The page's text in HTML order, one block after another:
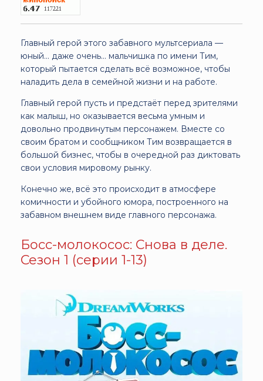
Главный герой этого забавного мультсериала —
юный... даже очень... мальчишка по имени Тим,
который пытается сделать всё возможное, чтобы
наладить дела в семейной жизни и на работе.
Главный герой пусть и предстаёт перед зрителями
как малыш, но оказывается весьма умным и
довольно продвинутым персонажем. Вместе со
своим братом и сообщником Тим возвращается в
большой бизнес, чтобы в очередной раз диктовать
свои условия мировому рынку.
Конечно же, всё это происходит в атмосфере
комичности и убойного юмора, построенного на
забавном внешнем виде главного персонажа.
Босс-молокосос: Снова в деле.
Сезон 1 (серии 1-13)